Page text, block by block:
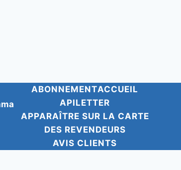
ABONNEMENTACCUEIL
APILETTER
APPARAÎTRE SUR LA CARTE
DES REVENDEURS
AVIS CLIENTS